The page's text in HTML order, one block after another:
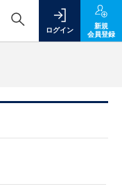
ログイン
新規
会員登録